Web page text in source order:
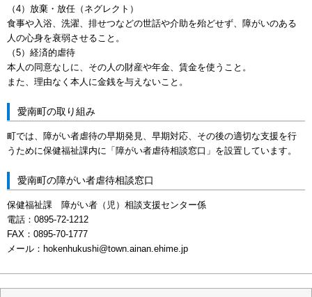
（4）放棄・放任（ネグレクト）
食事や入浴、洗濯、排せつなどの世話や介助を殆どせず、障がいのある
人の心身を衰弱させること。
（5）経済的虐待
本人の同意なしに、その人の財産や年金、賃金を使うこと。
また、理由なく本人に金銭を与えないこと。
愛南町の取り組み
町では、障がい者虐待の早期発見、早期対応、その後の適切な支援を行
うために保健福祉課内に「障がい者虐待相談窓口」を設置しています。
愛南町の障がい者虐待相談窓口
保健福祉課 障がい者（児）相談支援センター係
電話：0895-72-1212
FAX：0895-70-1777
メール：hokenhukushi@town.ainan.ehime.jp